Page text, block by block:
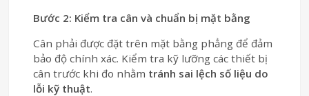
Bước 2: Kiểm tra cân và chuẩn bị mặt bằng
Cân phải được đặt trên mặt bằng phẳng để đảm
bảo độ chính xác. Kiểm tra kỹ lưỡng các thiết bị
cân trước khi đo nhằm tránh sai lệch số liệu do
lỗi kỹ thuật.